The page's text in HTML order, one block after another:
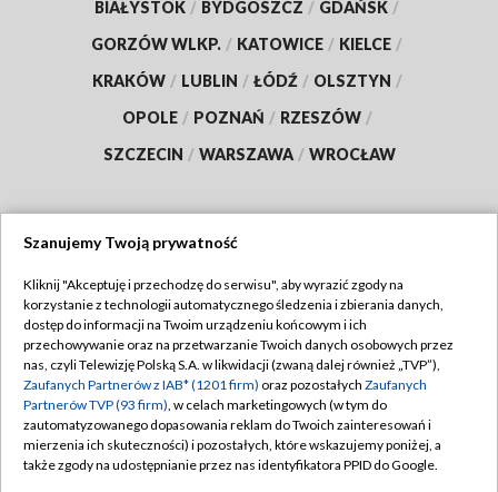
BIAŁYSTOK / BYDGOSZCZ / GDAŃSK /
GORZÓW WLKP. / KATOWICE / KIELCE /
KRAKÓW / LUBLIN / ŁÓDŹ / OLSZTYN /
OPOLE / POZNAŃ / RZESZÓW /
SZCZECIN / WARSZAWA / WROCŁAW
TVP
Abonament TVP
Emisja w TVP
Centrum informacji TVP
Naziemna Telewizja Cyfrowa
Regulamin TVP
Polityka prywatności
Moje zgody
Pomoc
Szanujemy Twoją prywatność
Kliknij "Akceptuję i przechodzę do serwisu", aby wyrazić zgody na
korzystanie z technologii automatycznego śledzenia i zbierania danych,
dostęp do informacji na Twoim urządzeniu końcowym i ich
przechowywanie oraz na przetwarzanie Twoich danych osobowych przez
nas, czyli Telewizję Polską S.A. w likwidacji (zwaną dalej również „TVP”),
Zaufanych Partnerów z IAB* (1201 firm) oraz pozostałych Zaufanych
Partnerów TVP (93 firm), w celach marketingowych (w tym do
zautomatyzowanego dopasowania reklam do Twoich zainteresowań i
mierzenia ich skuteczności) i pozostałych, które wskazujemy poniżej, a
także zgody na udostępnianie przez nas identyfikatora PPID do Google.